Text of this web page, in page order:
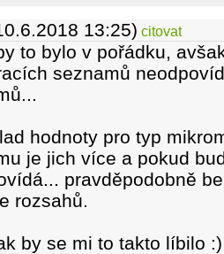
13:25) citovat
to bylo v pořádku,
seznamů
hodnoty pro typ
je jich více a pokud
pravděpodobně
rozsahů.
by se mi to takto líbilo :)